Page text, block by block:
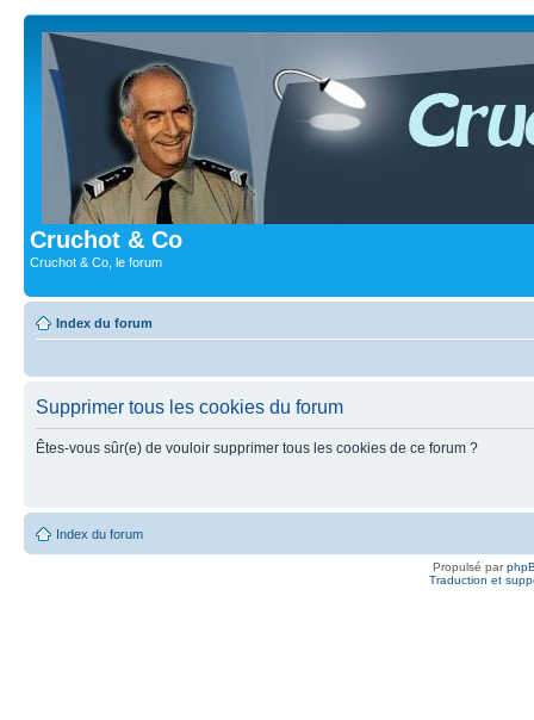
Cruchot & Co
Cruchot & Co, le forum
Index du forum
Supprimer tous les cookies du forum
Êtes-vous sûr(e) de vouloir supprimer tous les cookies de ce forum ?
Index du forum
Propulsé par
Traduction et